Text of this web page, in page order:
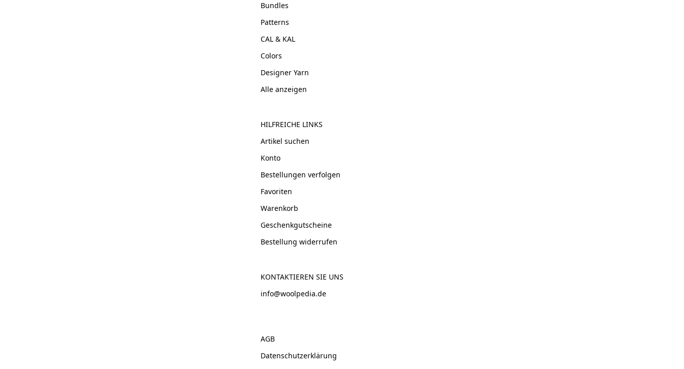
Bundles
Patterns
CAL & KAL
Colors
Designer Yarn
Alle anzeigen
HILFREICHE LINKS
Artikel suchen
Konto
Bestellungen verfolgen
Favoriten
Warenkorb
Geschenkgutscheine
Bestellung widerrufen
KONTAKTIEREN SIE UNS
info@woolpedia.de
AGB
Datenschutzerklärung